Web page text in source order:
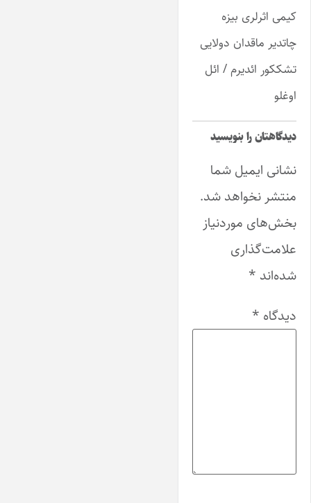
کیمی اثرلری بیزه
چاتدیر ماقدان دولایی
تشککور ائدیرم / ائل
اوغلو
دیدگاهتان را بنویسید
نشانی ایمیل شما
منتشر نخواهد شد.
بخش‌های موردنیاز
علامت‌گذاری
شده‌اند *
دیدگاه *